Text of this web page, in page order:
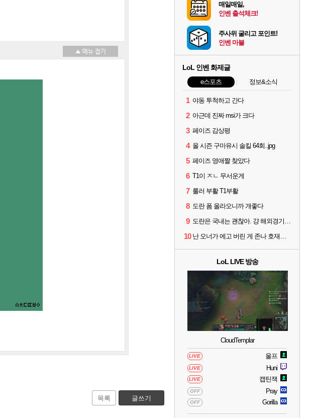
목록 글쓰기
매일매일,
인벤 출석체크!
주사위 굴리고 포인트!
인벤 마블
LoL 인벤 화제글
e스포츠 정보&소식
1 야동 투척하고 간다
2 아근데 진짜 msi가 크다
3 페이즈 감상평
4 올 시즌 구마유시 솔킬 64회..jpg
5 페이즈 영애짤 찾았다
6 T1이 ㅈㄴ 무서운게
7 룰러 부활 T1부활
8 도란 폼 올라오니까 개좋다
9 도란은 국내는 괜찮아. 걍 해외경기가 개 쓰레기라 그래
10 난 오너가 에고 버린 게 존나 호재라고 봄
LoL LIVE 방송
CloudTemplar
LIVE 울프
LIVE Huni
LIVE 캡틴잭
OFF Pray
OFF Gorilla